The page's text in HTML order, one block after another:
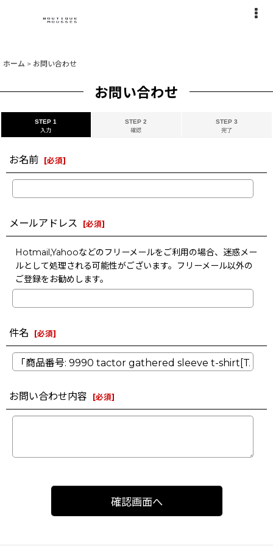
ホーム > お問い合わせ
お問い合わせ
STEP 1
入力
STEP 2
確認
STEP 3
完了
お名前 [必須]
メールアドレス [必須]
Hotmail,Yahooなどのフリーメールをご利用の場合、迷惑メー
ルとして処理される可能性がございます。フリーメール以外の
ご登録をお勧めします。
件名 [必須]
お問い合わせ内容 [必須]
確認画面へ